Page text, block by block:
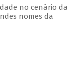
no cenário da
nomes da